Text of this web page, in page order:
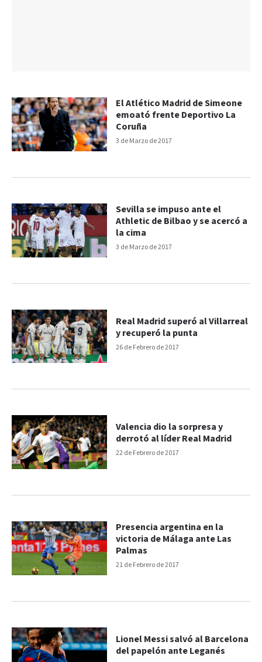
3 de Marzo de 2017
El Atlético Madrid de Simeone
emoató frente Deportivo La
Coruña
3 de Marzo de 2017
Sevilla se impuso ante el
Athletic de Bilbao y se acercó a
la cima
26 de Febrero de 2017
Real Madrid superó al Villarreal
y recuperó la punta
22 de Febrero de 2017
Valencia dio la sorpresa y
derrotó al líder Real Madrid
21 de Febrero de 2017
Presencia argentina en la
victoria de Málaga ante Las
Palmas
Lionel Messi salvó al Barcelona
del papelón ante Leganés